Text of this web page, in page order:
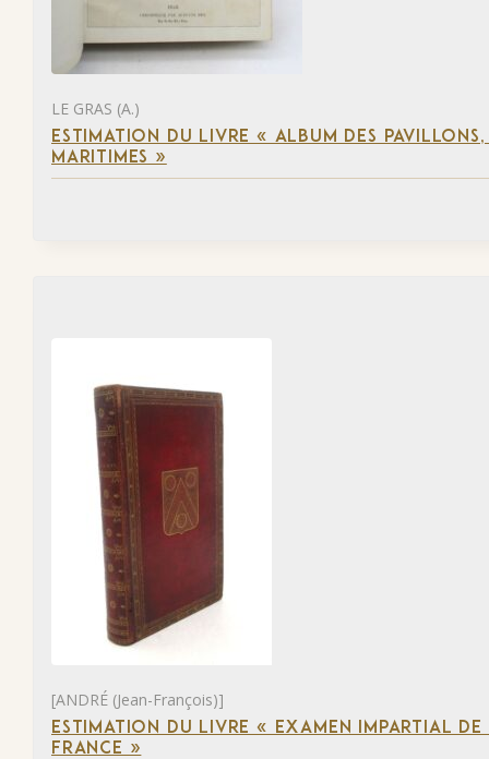
LE GRAS (A.)
ESTIMATION DU LIVRE « ALBUM DES
MARITIMES »
[ANDRÉ (Jean-François)]
ESTIMATION DU LIVRE « EXAMEN IMPARTIAL
FRANCE »